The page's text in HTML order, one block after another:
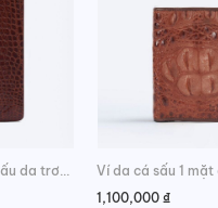
Ví cầm tay nam cá sấu da trơn thời trang
1,100,000 ₫